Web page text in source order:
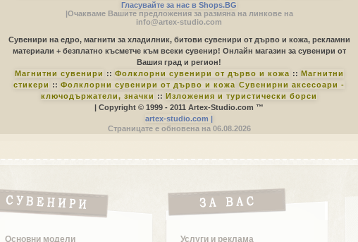
Гласувайте за нас в Shops.BG
|Очакваме Вашите предложения за размяна на линкове на
info@artex-studio.com
Сувенири на едро, магнити за хладилник, битови сувенири от дърво и кожа, рекламни
материали + безплатно късметче към всеки сувенир! Онлайн магазин за сувенири от
Вашия град и регион!
Магнитни сувенири :: Фолклорни сувенири от дърво и кожа :: Магнитни
стикери :: Фолклорни сувенири от дърво и кожа Сувенирни аксесоари -
ключодържатели, значки :: Изложения и туристически борси
| Copyright © 1999 - 2011 Artex-Studio.com ™
artex-studio.com |
Страницате е обновена на 06.08.2026
Основни модели Услуги и реклама